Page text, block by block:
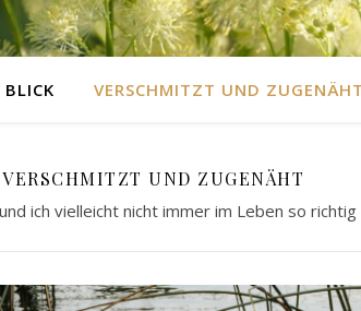
VERSCHMITZT UND ZUGENÄHT
VERSCHMITZT UND ZUGENÄHT
ich vielleicht nicht immer im Leben so richtig